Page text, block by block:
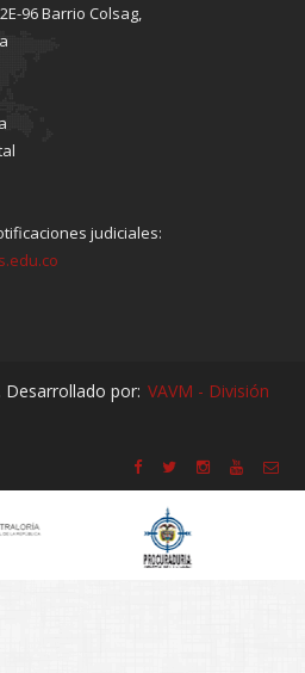
96 Barrio Colsag,
judiciales:
Desarrollado por: VAVM - División